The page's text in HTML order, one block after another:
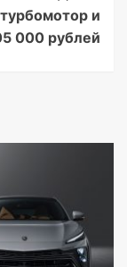
и
000 рублей